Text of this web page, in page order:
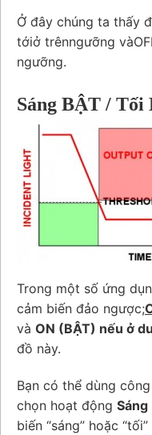
Ở đây chúng ta thấy
tớiở trênngưỡng
ngưỡng.
Sáng BẬT / Tối
Trong một số ứng
cảm biến đảo ngược;
và ON (BẬT) nếu ở
đồ này.
Bạn có thể dùng
chọn hoạt động Sáng
biến “sáng” hoặc